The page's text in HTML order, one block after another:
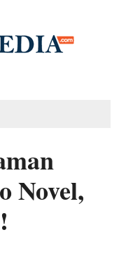
Novel,